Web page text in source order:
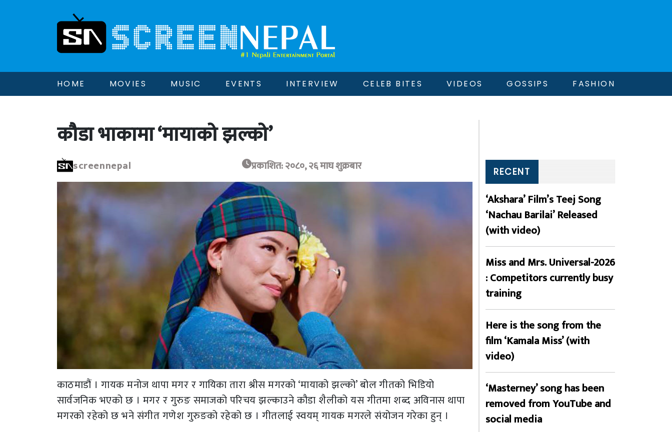
HOME MOVIES MUSIC EVENTS INTERVIEW CELEB BITES VIDEOS GOSSIPS FASHION
कौडा भाकामा ‘मायाको झल्को’
screennepal प्रकाशित: २०८०, २६ माघ शुक्रबार
काठमाडौं । गायक मनोज थापा मगर र गायिका तारा श्रीस मगरको ‘मायाको झल्को’ बोल गीतको भिडियो
सार्वजनिक भएको छ । मगर र गुरुङ समाजको परिचय झल्काउने कौडा शैलीको यस गीतमा शब्द अविनास थापा
मगरको रहेको छ भने संगीत गणेश गुरुङको रहेको छ । गीतलाई स्वयम् गायक मगरले संयोजन गरेका हुन् ।
RECENT
‘Akshara’ Film’s Teej Song
‘Nachau Barilai’ Released
(with video)
Miss and Mrs. Universal-2026
: Competitors currently busy
training
Here is the song from the
film ‘Kamala Miss’ (with
video)
‘Masterney’ song has been
removed from YouTube and
social media